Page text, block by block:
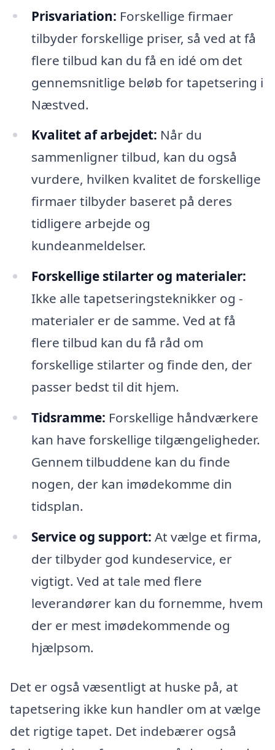
Prisvariation: Forskellige firmaer
tilbyder forskellige priser, så ved at få
flere tilbud kan du få en idé om det
gennemsnitlige beløb for tapetsering i
Næstved.
Kvalitet af arbejdet: Når du
sammenligner tilbud, kan du også
vurdere, hvilken kvalitet de forskellige
firmaer tilbyder baseret på deres
tidligere arbejde og
kundeanmeldelser.
Forskellige stilarter og materialer:
Ikke alle tapetseringsteknikker og -
materialer er de samme. Ved at få
flere tilbud kan du få råd om
forskellige stilarter og finde den, der
passer bedst til dit hjem.
Tidsramme: Forskellige håndværkere
kan have forskellige tilgængeligheder.
Gennem tilbuddene kan du finde
nogen, der kan imødekomme din
tidsplan.
Service og support: At vælge et firma,
der tilbyder god kundeservice, er
vigtigt. Ved at tale med flere
leverandører kan du fornemme, hvem
der er mest imødekommende og
hjælpsom.
Det er også væsentligt at huske på, at
tapetsering ikke kun handler om at vælge
det rigtige tapet. Det indebærer også